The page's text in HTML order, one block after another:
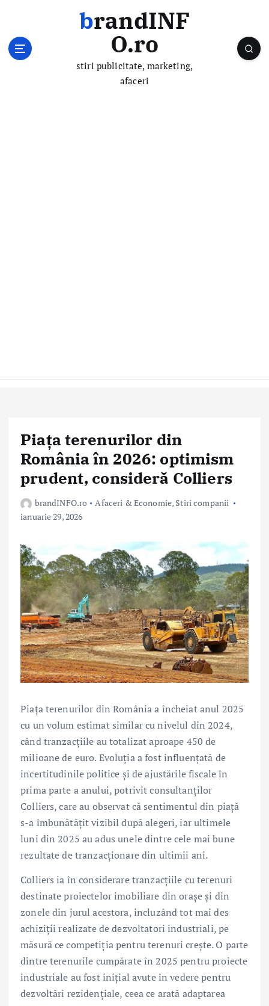
brandINF
O.ro
stiri publicitate, marketing,
afaceri
Piața terenurilor din
România în 2026: optimism
prudent, consideră Colliers
brandINFO.ro Afaceri & Economie, Stiri companii
ianuarie 29, 2026
Piața terenurilor din România a încheiat anul 2025
cu un volum estimat similar cu nivelul din 2024,
când tranzacțiile au totalizat aproape 450 de
milioane de euro. Evoluția a fost influențată de
incertitudinile politice și de ajustările fiscale în
prima parte a anului, potrivit consultanților
Colliers, care au observat că sentimentul din piață
s-a îmbunătățit vizibil după alegeri, iar ultimele
luni din 2025 au adus unele dintre cele mai bune
rezultate de tranzacționare din ultimii ani.
Colliers ia în considerare tranzacțiile cu terenuri
destinate proiectelor imobiliare din orașe și din
zonele din jurul acestora, incluzând tot mai des
achiziții realizate de dezvoltatori industriali, pe
măsură ce competiția pentru terenuri crește. O parte
dintre terenurile cumpărate în 2025 pentru proiecte
industriale au fost inițial avute în vedere pentru
dezvoltări rezidențiale, ceea ce arată adaptarea